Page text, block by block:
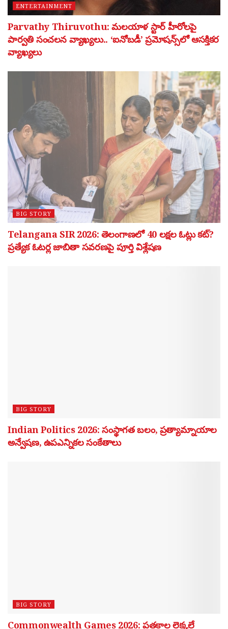
ENTERTAINMENT
Parvathy Thiruvothu: మలయాళ స్టార్ హీరోలపై
పార్వతి సంచలన వ్యాఖ్యలు.. ‘ఐనోబడీ’ ప్రమోషన్స్‌లో ఆసక్తికర
వ్యాఖ్యలు
BIG STORY
Telangana SIR 2026: తెలంగాణలో 40 లక్షల ఓట్లు కట్?
ప్రత్యేక ఓటర్ల జాబితా సవరణపై పూర్తి విశ్లేషణ
BIG STORY
Indian Politics 2026: సంస్థాగత బలం, ప్రత్యామ్నాయాల
అన్వేషణ, ఉపఎన్నికల సంకేతాలు
BIG STORY
Commonwealth Games 2026: పతకాల లెక్కలే